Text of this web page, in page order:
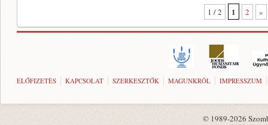
1 / 2 1 2 »
ELŐFIZETÉS KAPCSOLAT SZERKESZTŐK MAGUNKRÓL IMPRESSZUM
© 1989-2026